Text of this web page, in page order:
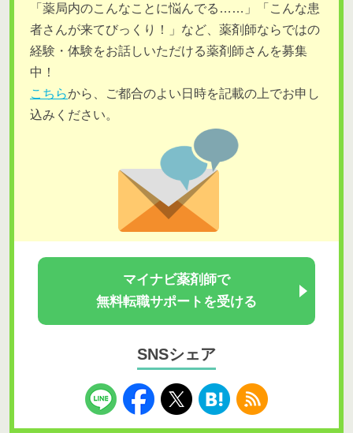
「薬局内のこんなことに悩んでる……」「こんな患
者さんが来てびっくり！」など、薬剤師ならではの
経験・体験をお話しいただける薬剤師さんを募集
中！
こちらから、ご都合のよい日時を記載の上でお申し
込みください。
マイナビ薬剤師で
無料転職サポートを受ける
SNSシェア